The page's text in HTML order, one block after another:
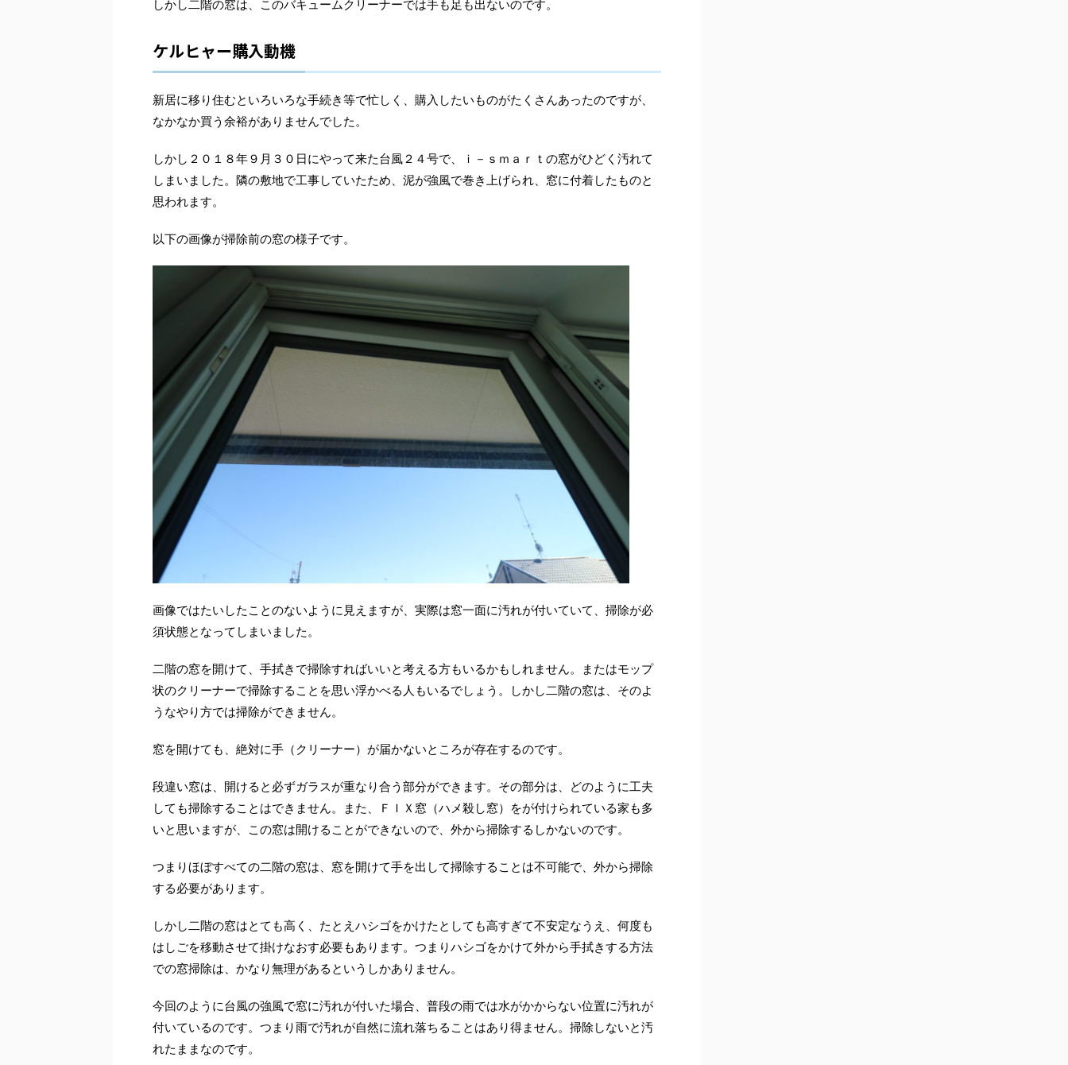
しかし二階の窓は、このバキュームクリーナーでは手も足も出ないのです。
ケルヒャー購入動機
新居に移り住むといろいろな手続き等で忙しく、購入したいものがたくさんあったのですが、
なかなか買う余裕がありませんでした。
しかし２０１８年９月３０日にやって来た台風２４号で、ｉ－ｓｍａｒｔの窓がひどく汚れて
しまいました。隣の敷地で工事していたため、泥が強風で巻き上げられ、窓に付着したものと
思われます。
以下の画像が掃除前の窓の様子です。
画像ではたいしたことのないように見えますが、実際は窓一面に汚れが付いていて、掃除が必
須状態となってしまいました。
二階の窓を開けて、手拭きで掃除すればいいと考える方もいるかもしれません。またはモップ
状のクリーナーで掃除することを思い浮かべる人もいるでしょう。しかし二階の窓は、そのよ
うなやり方では掃除ができません。
窓を開けても、絶対に手（クリーナー）が届かないところが存在するのです。
段違い窓は、開けると必ずガラスが重なり合う部分ができます。その部分は、どのように工夫
しても掃除することはできません。また、ＦＩＸ窓（ハメ殺し窓）をが付けられている家も多
いと思いますが、この窓は開けることができないので、外から掃除するしかないのです。
つまりほぼすべての二階の窓は、窓を開けて手を出して掃除することは不可能で、外から掃除
する必要があります。
しかし二階の窓はとても高く、たとえハシゴをかけたとしても高すぎて不安定なうえ、何度も
はしごを移動させて掛けなおす必要もあります。つまりハシゴをかけて外から手拭きする方法
での窓掃除は、かなり無理があるというしかありません。
今回のように台風の強風で窓に汚れが付いた場合、普段の雨では水がかからない位置に汚れが
付いているのです。つまり雨で汚れが自然に流れ落ちることはあり得ません。掃除しないと汚
れたままなのです。